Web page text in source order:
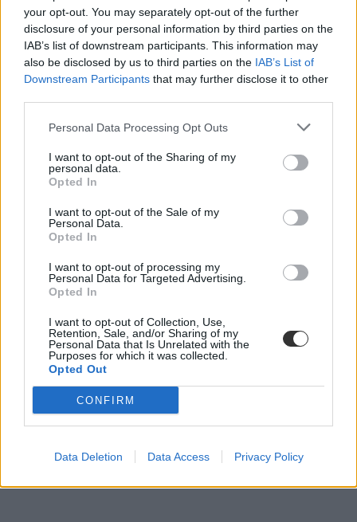
your opt-out. You may separately opt-out of the further
disclosure of your personal information by third parties on the
IAB’s list of downstream participants. This information may
also be disclosed by us to third parties on the IAB’s List of
Downstream Participants that may further disclose it to other
Personal Data Processing Opt Outs
I want to opt-out of the Sharing of my
personal data.
Opted In
I want to opt-out of the Sale of my
Personal Data.
Opted In
I want to opt-out of processing my
Personal Data for Targeted Advertising.
Opted In
I want to opt-out of Collection, Use,
Retention, Sale, and/or Sharing of my
Personal Data that Is Unrelated with the
Purposes for which it was collected.
Opted Out
CONFIRM
Data Deletion Data Access Privacy Policy